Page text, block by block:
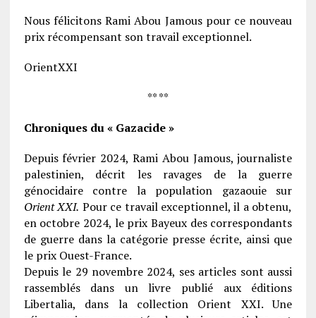
Nous félicitons Rami Abou Jamous pour ce nouveau
prix récompensant son travail exceptionnel.
OrientXXI
** **
Chroniques du « Gazacide »
Depuis février 2024, Rami Abou Jamous, journaliste
palestinien, décrit les ravages de la guerre
génocidaire contre la population gazaouie sur
Orient XXI. Pour ce travail exceptionnel, il a obtenu,
en octobre 2024, le prix Bayeux des correspondants
de guerre dans la catégorie presse écrite, ainsi que
le prix Ouest-France.
Depuis le 29 novembre 2024, ses articles sont aussi
rassemblés dans un livre publié aux éditions
Libertalia, dans la collection Orient XXI. Une